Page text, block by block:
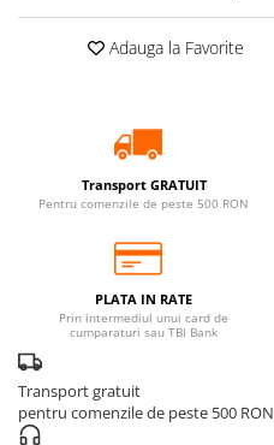
Adauga la Favorite
Transport GRATUIT
Pentru comenzile de peste 500 RON
PLATA IN RATE
Prin intermediul unui card de
cumparaturi sau TBI Bank
Transport gratuit
pentru comenzile de peste 500 RON